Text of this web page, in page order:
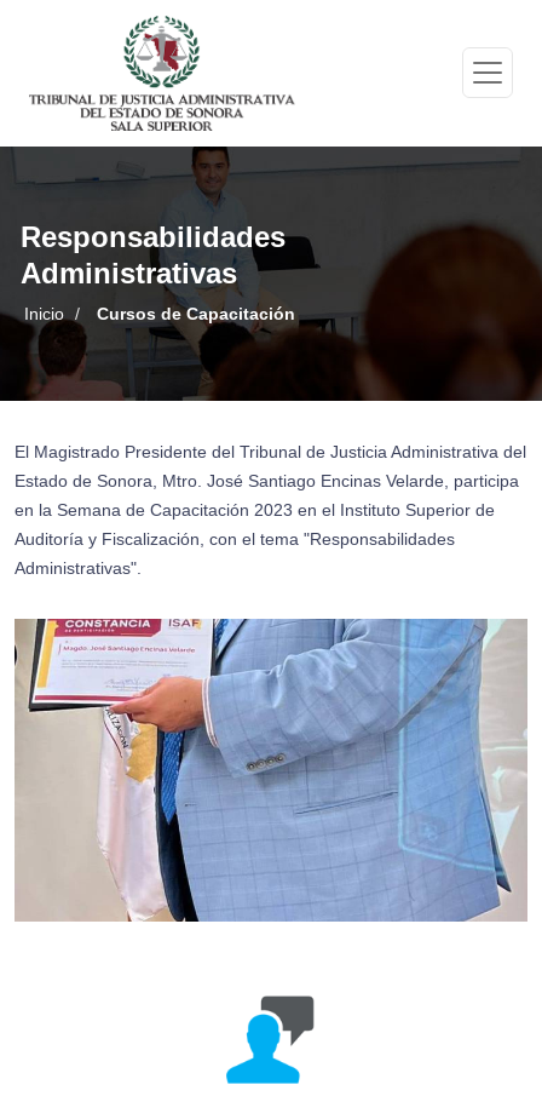
Responsabilidades
Administrativas
Inicio / Cursos de Capacitación
El Magistrado Presidente del Tribunal de Justicia Administrativa del
Estado de Sonora, Mtro. José Santiago Encinas Velarde, participa
en la Semana de Capacitación 2023 en el Instituto Superior de
Auditoría y Fiscalización, con el tema "Responsabilidades
Administrativas".